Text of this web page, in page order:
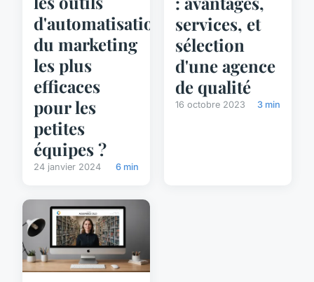
d'automatisation
du marketing
les plus
efficaces
pour les
petites
équipes ?
24 janvier 2024 6 min
services, et
sélection
d'une agence
de qualité
16 octobre 2023 3 min